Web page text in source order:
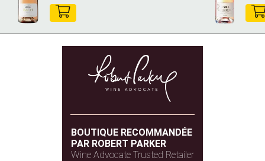
BOUTIQUE RECOMMANDÉE
PAR ROBERT PARKER
Wine Advocate Trusted Retailer